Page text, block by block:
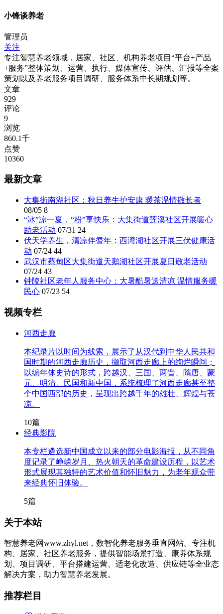
小锋谈养老
管理员
关注
专注智慧养老领域，居家、社区、机构养老项目“平台+产品
+服务”整体策划、运营、执行、媒体宣传、评估、汇报等全案
策划以及养老服务项目调研、服务体系中长期规划等。
文章
929
评论
9
浏览
860.1千
点赞
10360
最新文章
大集街南湖社区：秋日养生护安康 暖茶温情敬长者
08/05 8
“冰”凉一夏，“粉”享快乐：大集街道莲溪社区开展暖心
助老活动 07/31 24
伏天学养生，清凉伴耆年：西湾湖社区开展三伏健康活
动 07/24 44
武汉市蔡甸区大集街道天鹅湖社区开展夏日敬老活动
07/24 43
钟陵社区老年人服务中心：大暑酷暑送清凉 温情服务暖
民心 07/23 54
视频专栏
河西走廊
本纪录片以时间为线索，展示了从汉代到中华人民共和
国时期的河西走廊历史，撷取河西走廊上的绚烂瞬间；
以编年体史诗的形式，跨越汉、三国、两晋、隋唐、蒙
元、明清、民国和新中国，系统梳理了河西走廊甚至整
个中国西部的历史，呈现出跨越千年的雄壮、辉煌与苍
凉。
10篇
经典影院
本专栏遴选新中国成立以来的部分电影海报，从不同角
度记录了峥嵘岁月、热火朝天的革命建设历程，以艺术
形式展现其独特的艺术价值和怀旧魅力，为老年观众带
来经典怀旧体验。
5篇
关于本站
智慧养老网www.zhyl.net，数智化养老服务垂直网站。专注机
构、居家、社区养老服务，提供智能场景打造、康养体系规
划、项目调研、平台搭建运营、适老化改造、供应链等全业态
解决方案，助力智慧养老发展。
推荐栏目